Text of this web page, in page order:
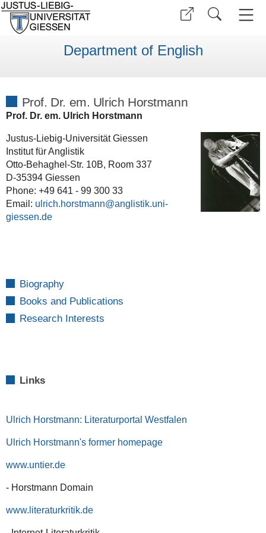
Department of English
Prof. Dr. em. Ulrich Horstmann
Prof. Dr. em. Ulrich Horstmann
Justus-Liebig-Universität Giessen
Institut für Anglistik
Otto-Behaghel-Str. 10B, Room 337
D-35394 Giessen
Phone: +49 641 - 99 300 33
Email: ulrich.horstmann
Biography
Books and Publications
Research Interests
Links
Ulrich Horstmann: Literaturportal Westfalen
Ulrich Horstmann's former homepage
www.untier.de
- Horstmann Domain
www.literaturkritik.de